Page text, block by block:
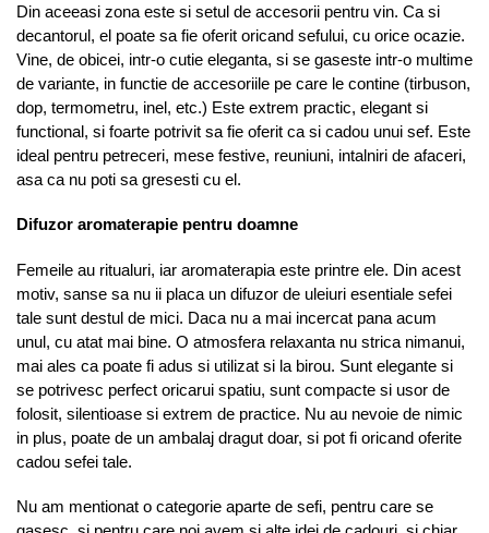
Din aceeasi zona este si setul de accesorii pentru vin. Ca si
decantorul, el poate sa fie oferit oricand sefului, cu orice ocazie.
Vine, de obicei, intr-o cutie eleganta, si se gaseste intr-o multime
de variante, in functie de accesoriile pe care le contine (tirbuson,
dop, termometru, inel, etc.) Este extrem practic, elegant si
functional, si foarte potrivit sa fie oferit ca si cadou unui sef. Este
ideal pentru petreceri, mese festive, reuniuni, intalniri de afaceri,
asa ca nu poti sa gresesti cu el.
Difuzor aromaterapie pentru doamne
Femeile au ritualuri, iar aromaterapia este printre ele. Din acest
motiv, sanse sa nu ii placa un difuzor de uleiuri esentiale sefei
tale sunt destul de mici. Daca nu a mai incercat pana acum
unul, cu atat mai bine. O atmosfera relaxanta nu strica nimanui,
mai ales ca poate fi adus si utilizat si la birou. Sunt elegante si
se potrivesc perfect oricarui spatiu, sunt compacte si usor de
folosit, silentioase si extrem de practice. Nu au nevoie de nimic
in plus, poate de un ambalaj dragut doar, si pot fi oricand oferite
cadou sefei tale.
Nu am mentionat o categorie aparte de sefi, pentru care se